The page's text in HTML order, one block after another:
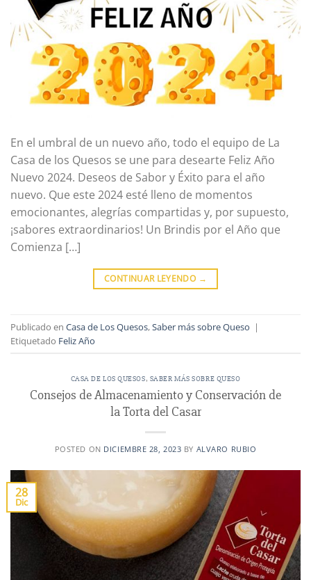
En el umbral de un nuevo año, todo el equipo de La
Casa de los Quesos se une para desearte Feliz Año
Nuevo 2024. Deseos de Sabor y Éxito para el año
nuevo. Que este 2024 esté lleno de momentos
emocionantes, alegrías compartidas y, por supuesto,
¡sabores extraordinarios! Un Brindis por el Año que
Comienza […]
CONTINUAR LEYENDO →
Publicado en Casa de Los Quesos,Saber más sobre Queso |
Etiquetado Feliz Año
CASA DE LOS QUESOS, SABER MÁS SOBRE QUESO
Consejos de Almacenamiento y Conservación de
la Torta del Casar
POSTED ON DICIEMBRE 28, 2023 BY ALVARO RUBIO
28
Dic